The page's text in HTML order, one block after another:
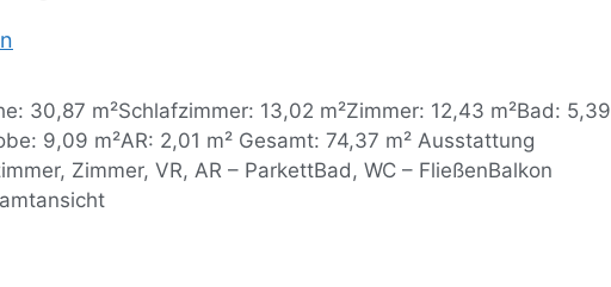
30,87 m²Schlafzimmer: 13,02 m²Zimmer: 12,43 m²Bad: 5,39
9,09 m²AR: 2,01 m² Gesamt: 74,37 m² Ausstattung
Zimmer, VR, AR – ParkettBad, WC – FließenBalkon